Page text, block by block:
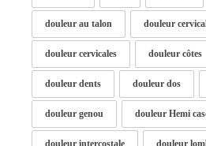
douleur au talon douleur
douleur cervicales douleur côtes
douleur dents douleur dos
douleur genou douleur Hemi
douleur intercostale douleur